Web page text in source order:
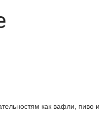
как вафли, пиво и